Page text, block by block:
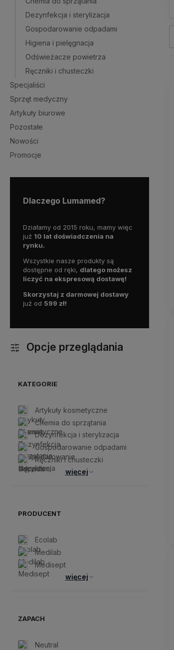
Dezynfekcja i sterylizacja
Gospodarowanie odpadami
Higiena i pielęgnacja
Odświeżacze powietrza
Ręczniki i chusteczki
Specjaliści
Sprzęt medyczny
Artykuły biurowe
Pozostałe
Nowości
Promocje
Dlaczego Lumamed?
Działamy od 2015 roku, mamy więc
już 10 lat doświadczenia na
rynku.
Wszystkie nasze produkty są
dostępne od ręki, dlatego możesz
liczyć na ekspresową dostawę!
Skorzystaj z darmowej dostawy
już od 599 zł!
Opcje przeglądania
KATEGORIE
Artykuły kosmetyczne
Chemia do sprzątania
Dezynfekcja i sterylizacja
Gospodarowanie odpadami
Ręczniki i chusteczki
więcej
PRODUCENT
Ecolab
Medilab
Medisept
więcej
ZAPACH
Neutral